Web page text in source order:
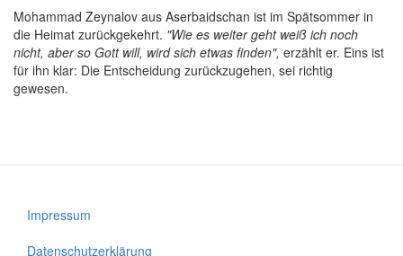
Mohammad Zeynalov aus Aserbaidschan ist im Spätsommer in
die Heimat zurückgekehrt. "Wie es weiter geht weiß ich noch
nicht, aber so Gott will, wird sich etwas finden", erzählt er. Eins ist
für ihn klar: Die Entscheidung zurückzugehen, sei richtig
gewesen.
Fußzeile
Impressum
Datenschutzerklärung